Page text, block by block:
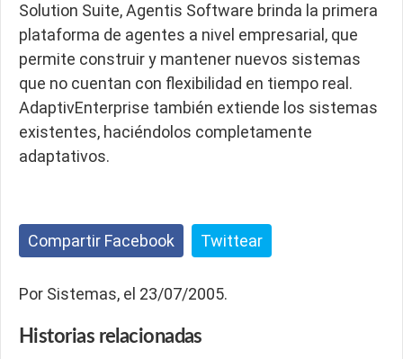
Solution Suite, Agentis Software brinda la primera
plataforma de agentes a nivel empresarial, que
permite construir y mantener nuevos sistemas
que no cuentan con flexibilidad en tiempo real.
AdaptivEnterprise también extiende los sistemas
existentes, haciéndolos completamente
adaptativos.
Compartir Facebook Twittear
Por Sistemas, el 23/07/2005.
Historias relacionadas